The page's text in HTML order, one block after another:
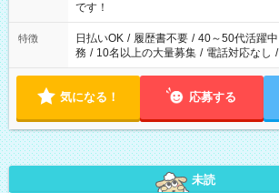
です！
特徴 日払いOK / 履歴書不要 / 40～50代活躍中
務 / 10名以上の大量募集 / 電話対応なし /
気になる！ 応募する
未読